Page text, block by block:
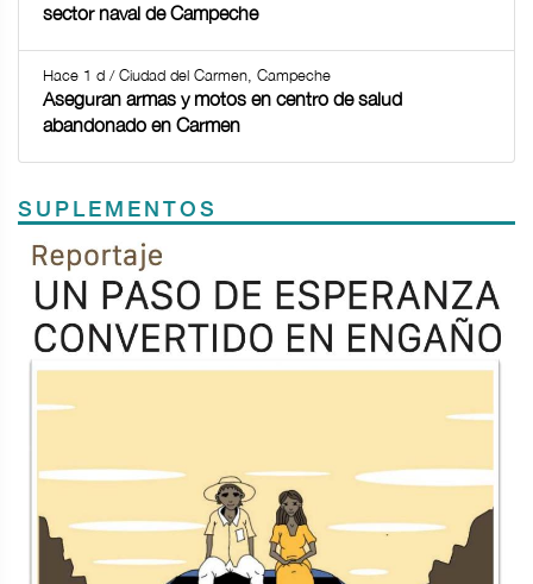
sector naval de Campeche
Hace 1 d / Ciudad del Carmen, Campeche
Aseguran armas y motos en centro de salud
abandonado en Carmen
SUPLEMENTOS
Previous
TODOS LOS SUPLEMENTOS